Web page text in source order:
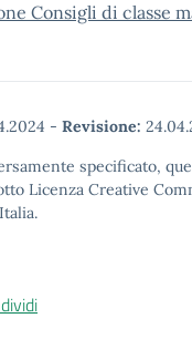
Consigli di classe
- Revisione:
specificato,
Licenza Creative